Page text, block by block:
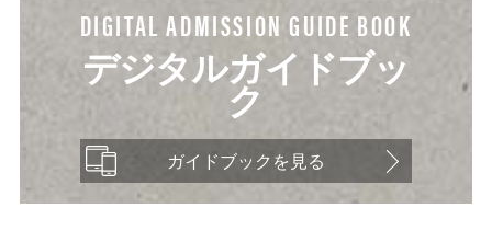
DIGITAL ADMISSION GUIDE BOOK
デジタルガイドブッ
ク
ガイドブックを見る